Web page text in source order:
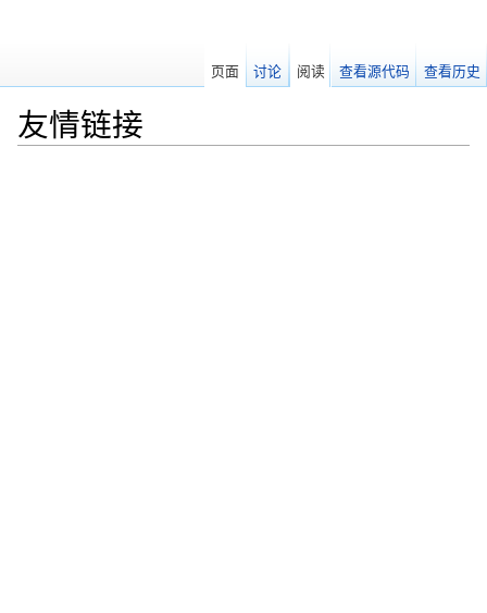
友情链接
页面 讨论 阅读 查看源代码 查看历史